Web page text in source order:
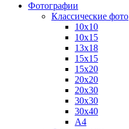
Фотографии
Классические фото
10х10
10х15
13х18
15х15
15х20
20х20
20х30
30х30
30х40
А4